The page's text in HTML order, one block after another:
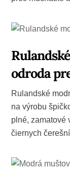
odroda
Rulandské
na výrobu
plné, zamatové
čiernych